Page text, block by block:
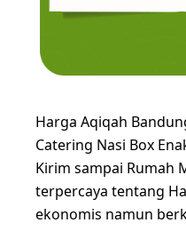
Harga Aqiqah
Catering Nasi Box
Kirim sampai Rumah
terpercaya tentang
ekonomis namun